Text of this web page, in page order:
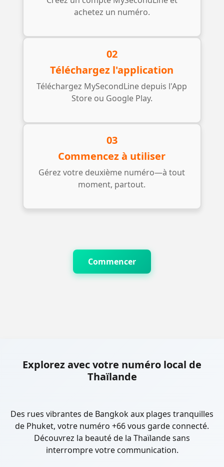
achetez un numéro.
02
Téléchargez l'application
Téléchargez MySecondLine depuis l'App
Store ou Google Play.
03
Commencez à utiliser
Gérez votre deuxième numéro—à tout
moment, partout.
Commencer
Explorez avec votre numéro local de
Thaïlande
Des rues vibrantes de Bangkok aux plages tranquilles
de Phuket, votre numéro +66 vous garde connecté.
Découvrez la beauté de la Thaïlande sans
interrompre votre communication.